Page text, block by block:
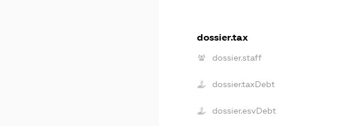
dossier.tax
dossier.staff
dossier.taxDebt
dossier.esvDebt